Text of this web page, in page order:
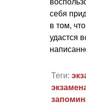
себя
в том,
удастся
Теги: